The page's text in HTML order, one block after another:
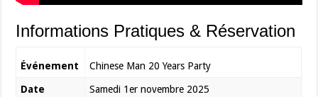
Informations Pratiques & Réservation
Événement Chinese Man 20 Years Party
Date Samedi 1er novembre 2025